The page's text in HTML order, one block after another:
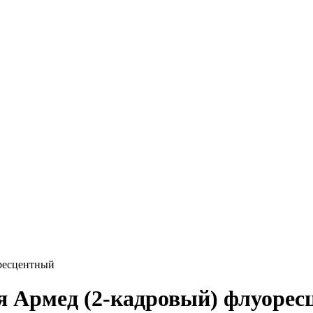
Армед (2-кадровый)